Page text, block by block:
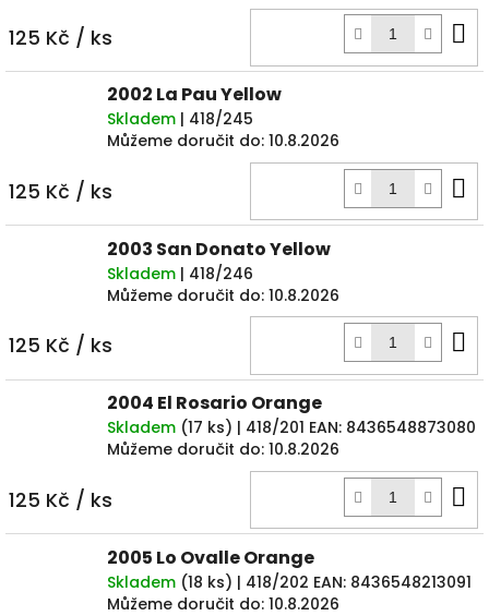
125 Kč / ks
2002 La Pau Yellow
Skladem | 418/245
Můžeme doručit do: 10.8.2026
125 Kč / ks
2003 San Donato Yellow
Skladem | 418/246
Můžeme doručit do: 10.8.2026
125 Kč / ks
2004 El Rosario Orange
Skladem (17 ks) | 418/201 EAN: 8436548873080
Můžeme doručit do: 10.8.2026
125 Kč / ks
2005 Lo Ovalle Orange
Skladem (18 ks) | 418/202 EAN: 8436548213091
Můžeme doručit do: 10.8.2026